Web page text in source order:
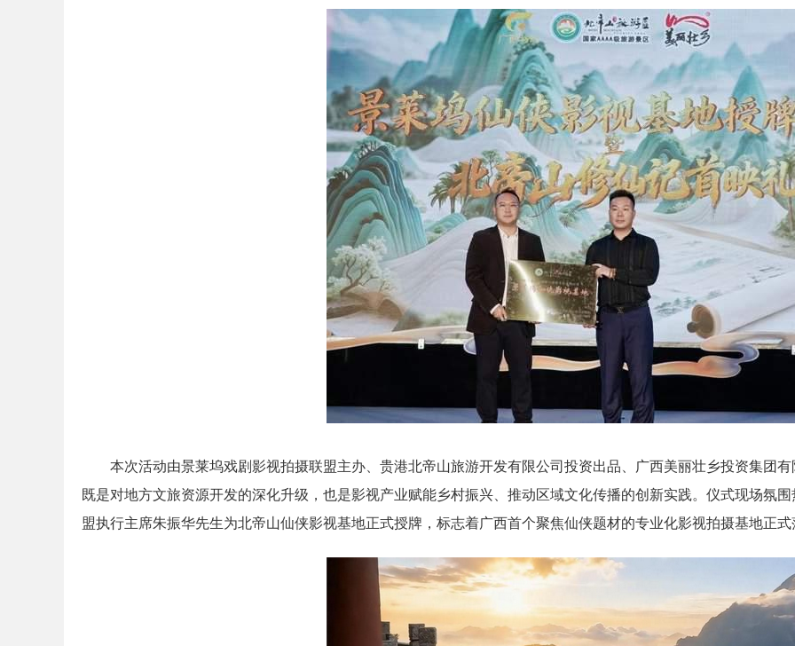
本次活动由景莱坞戏剧影视拍摄联盟主办、贵港北帝山旅游开发有限公司投资出品、广西美丽壮乡投资集团
既是对地方文旅资源开发的深化升级，也是影视产业赋能乡村振兴、推动区域文化传播的创新实践。仪式现场氛
盟执行主席朱振华先生为北帝山仙侠影视基地正式授牌，标志着广西首个聚焦仙侠题材的专业化影视拍摄基地正式